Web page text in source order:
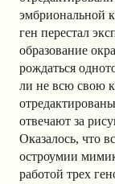
эмбриональной
ген перестал
образование
рождаться
ли не всю свою
отвечают за
Оказалось, что
остроумии
работой трех